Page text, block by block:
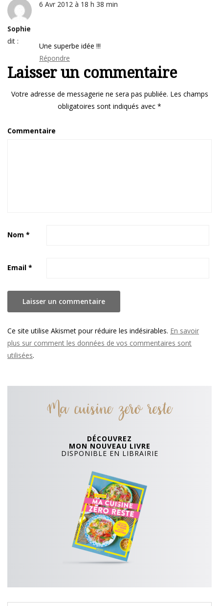
Sophie
dit :
6 Avr 2012 à 18 h 38 min
Une superbe idée !!!
Répondre
Laisser un commentaire
Votre adresse de messagerie ne sera pas publiée. Les champs
obligatoires sont indiqués avec *
Commentaire
Nom *
Email *
Ce site utilise Akismet pour réduire les indésirables. En savoir
plus sur comment les données de vos commentaires sont
utilisées.
Ma cuisine zero reste
DÉCOUVREZ
MON NOUVEAU LIVRE
DISPONIBLE EN LIBRAIRIE